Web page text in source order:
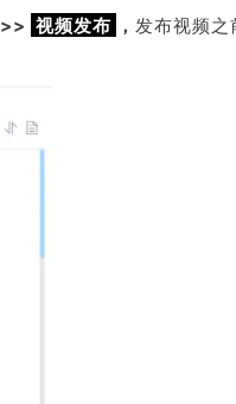
>> 视频发布 ， 发布视频之